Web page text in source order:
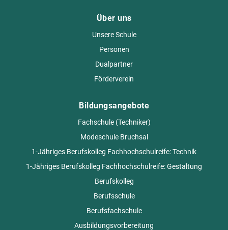
Über uns
Unsere Schule
Personen
Dualpartner
Förderverein
Bildungsangebote
Fachschule (Techniker)
Modeschule Bruchsal
1-Jähriges Berufskolleg Fachhochschulreife: Technik
1-Jähriges Berufskolleg Fachhochschulreife: Gestaltung
Berufskolleg
Berufsschule
Berufsfachschule
Ausbildungsvorbereitung